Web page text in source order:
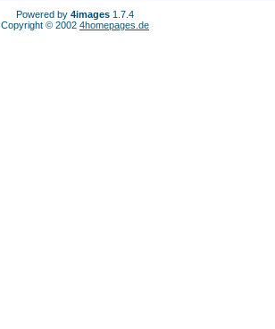
Powered by 4images 1.7.4
Copyright © 2002 4homepages.de